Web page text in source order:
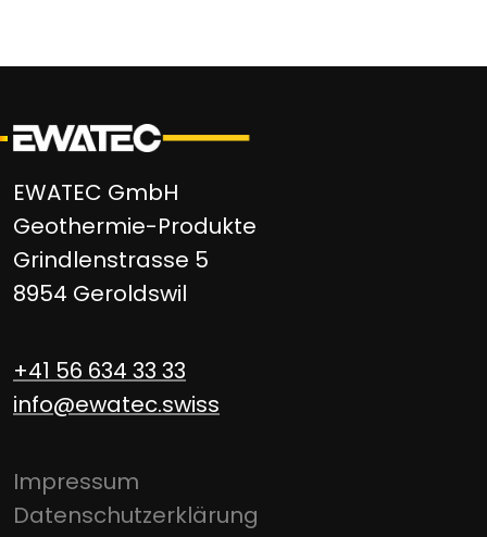
EWATEC GmbH
Geothermie-Produkte
Grindlenstrasse 5
8954 Geroldswil
+41 56 634 33 33
info@ewatec.swiss
Impressum
Datenschutzerklärung